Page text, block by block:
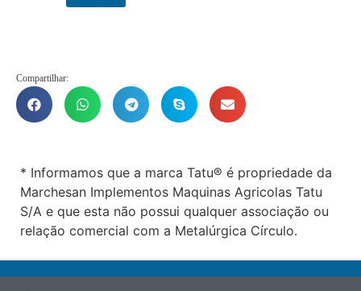
Compartilhar:
* Informamos que a marca Tatu® é propriedade da
Marchesan Implementos Maquinas Agricolas Tatu
S/A e que esta não possui qualquer associação ou
relação comercial com a Metalúrgica Círculo.